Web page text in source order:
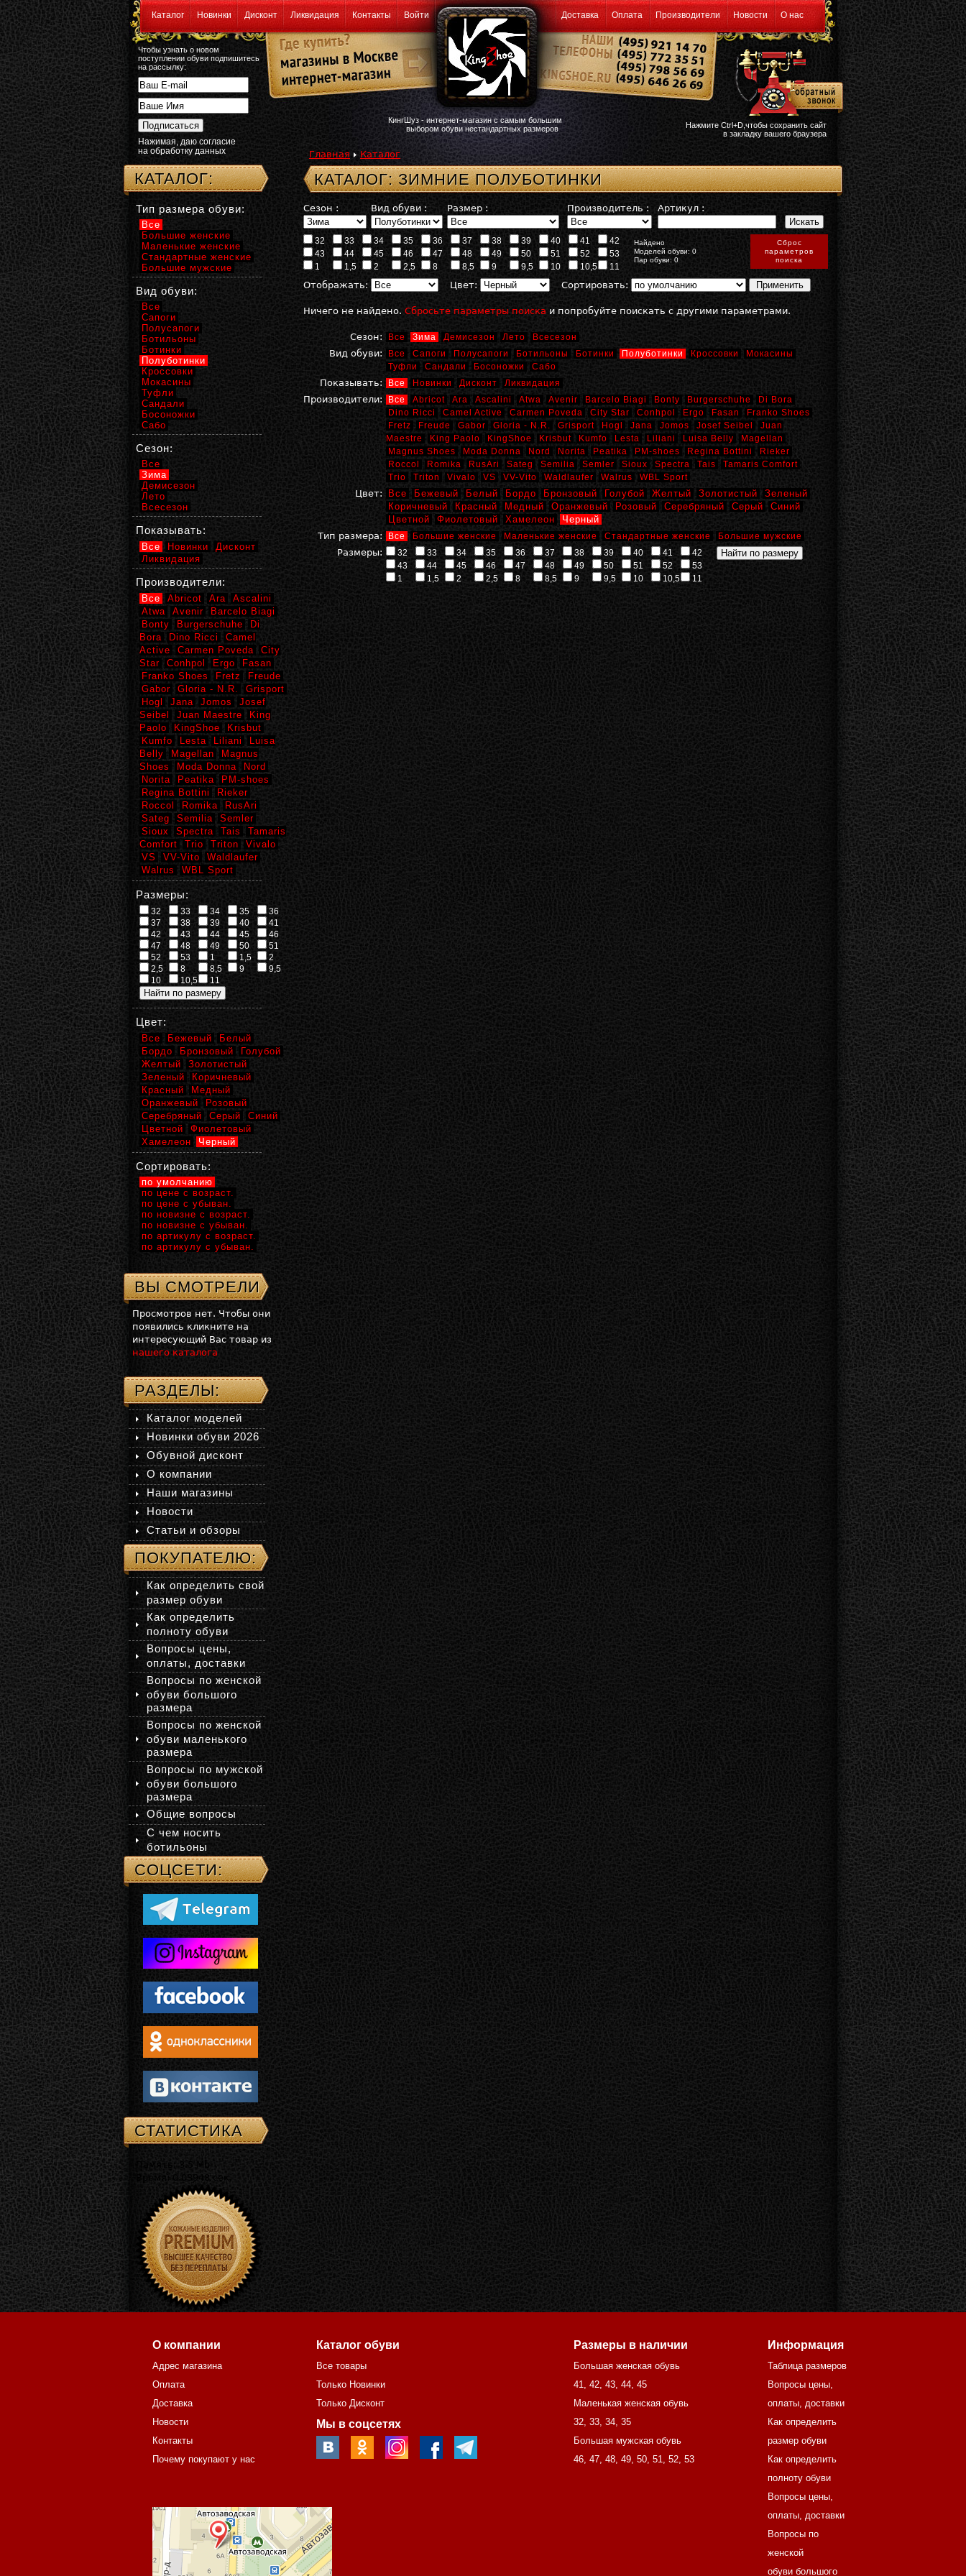
Каталог Новинки Дисконт Ликвидация Контакты Войти Доставка Оплата Производители Новости О нас
Чтобы узнать о новом
поступлении обуви подпишитесь
на рассылку:
Нажимая, даю согласие
на обработку данных
КингШуз - интернет-магазин с самым большим
выбором обуви нестандартных размеров
Нажмите Ctrl+D,чтобы сохранить сайт
в закладку вашего браузера
Главная Каталог
КАТАЛОГ: ЗИМНИЕ ПОЛУБОТИНКИ
Сезон : Вид обуви : Размер : Производитель : Артикул :
32 33 34 35 36 37 38 39 40 41
42
43
44 45 46 47 48 49 50 51 52
53
1
1,5 2 2,5 8 8,5 9 9,5 10 10,5 11
Найдено
Моделей обуви: 0
Пар обуви: 0
Сброс
параметров
поиска
Отображать: Цвет: Сортировать:
Ничего не найдено. Сбросьте параметры поиска и попробуйте поискать с другими параметрами.
Сезон: Все Зима Демисезон Лето Всесезон
Вид обуви: Все Сапоги Полусапоги Ботильоны Ботинки Полуботинки Кроссовки
Мокасины
Туфли
Сандали Босоножки Сабо
Показывать: Все Новинки Дисконт Ликвидация
Производители: Все Abricot Ara Ascalini Atwa Avenir Barcelo Biagi Bonty Burgerschuhe
Di Bora
Dino Ricci
Camel Active Carmen Poveda City Star Conhpol Ergo Fasan
Franko Shoes
Fretz
Freude Gabor Gloria - N.R. Grisport Hogl Jana Jomos Josef Seibel
Juan
Maestre
King Paolo KingShoe Krisbut Kumfo Lesta Liliani Luisa Belly
Magellan
Magnus Shoes
Moda Donna Nord Norita Peatika PM-shoes Regina Bottini
Rieker
Roccol
Romika RusAri Sateg Semilia Semler Sioux Spectra Tais
Tamaris Comfort
Trio
Triton Vivalo VS VV-Vito Waldlaufer Walrus WBL Sport
Цвет: Все Бежевый Белый Бордо Бронзовый Голубой Желтый Золотистый
Зеленый
Коричневый
Красный Медный Оранжевый Розовый Серебряный Серый
Синий
Цветной
Фиолетовый Хамелеон
Черный
Тип размера:
Все Большие женские Маленькие женские Стандартные женские Большие мужские
Размеры: 32 33 34 35 36 37 38 39 40 41
42
43
44 45 46 47 48 49 50 51 52
53
1
1,5 2 2,5 8 8,5 9 9,5 10 10,5 11
КАТАЛОГ:
Тип размера обуви:
Все
Большие женские
Маленькие женские
Стандартные женские
Большие мужские
Вид обуви:
Все
Сапоги
Полусапоги
Ботильоны
Ботинки
Полуботинки
Кроссовки
Мокасины
Туфли
Сандали
Босоножки
Сабо
Сезон:
Все
Зима
Демисезон
Лето
Всесезон
Показывать:
Все Новинки
Дисконт
Ликвидация
Производители:
Все Abricot Ara
Ascalini
Atwa
Avenir
Barcelo Biagi
Bonty
Burgerschuhe
Di
Bora
Dino Ricci
Camel
Active
Carmen Poveda
City
Star
Conhpol Ergo
Fasan
Franko Shoes
Fretz
Freude
Gabor
Gloria - N.R.
Grisport
Hogl
Jana Jomos
Josef
Seibel
Juan Maestre
King
Paolo
KingShoe
Krisbut
Kumfo
Lesta Liliani
Luisa
Belly
Magellan
Magnus
Shoes
Moda Donna
Nord
Norita
Peatika
PM-shoes
Regina Bottini
Rieker
Roccol
Romika
RusAri
Sateg
Semilia
Semler
Sioux
Spectra Tais
Tamaris
Comfort
Trio Triton
Vivalo
VS
VV-Vito
Waldlaufer
Walrus
WBL Sport
Размеры:
32 33 34 35
36
37
38 39 40
41
42
43 44 45
46
47
48 49 50
51
52
53 1 1,5
2
2,5
8 8,5 9
9,5
10
10,5 11
Цвет:
Все Бежевый
Белый
Бордо
Бронзовый
Голубой
Желтый
Золотистый
Зеленый
Коричневый
Красный
Медный
Оранжевый
Розовый
Серебряный
Серый
Синий
Цветной
Фиолетовый
Хамелеон
Черный
Сортировать:
по умолчанию
по цене с возраст.
по цене с убыван.
по новизне с возраст.
по новизне с убыван.
по артикулу с возраст.
по артикулу с убыван.
ВЫ СМОТРЕЛИ
Просмотров нет. Чтобы они
появились кликните на
интересующий Вас товар из
нашего каталога
РАЗДЕЛЫ:
Каталог моделей
Новинки обуви 2026
Обувной дисконт
О компании
Наши магазины
Новости
Статьи и обзоры
ПОКУПАТЕЛЮ:
Как определить свой
размер обуви
Как определить
полноту обуви
Вопросы цены,
оплаты, доставки
Вопросы по женской
обуви большого
размера
Вопросы по женской
обуви маленького
размера
Вопросы по мужской
обуви большого
размера
Общие вопросы
С чем носить
ботильоны
СОЦСЕТИ:
СТАТИСТИКА
Память: 3.5 Mb
Время: 0.03948 сек.
О компании
Адрес магазина
Оплата
Доставка
Новости
Контакты
Почему покупают у нас
Каталог обуви
Все товары
Только Новинки
Только Дисконт
Мы в соцсетях
Размеры в наличии
Большая женская обувь
41, 42, 43, 44, 45
Маленькая женская обувь
32, 33, 34, 35
Большая мужская обувь
46, 47, 48, 49, 50, 51, 52, 53
Информация
Таблица размеров
Вопросы цены,
оплаты, доставки
Как определить
размер обуви
Как определить
полноту обуви
Вопросы цены,
оплаты, доставки
Вопросы по
женской
обуви большого